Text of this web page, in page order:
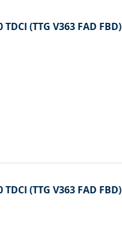
(TTG V363 FAD FBD)
(TTG V363 FAD FBD)